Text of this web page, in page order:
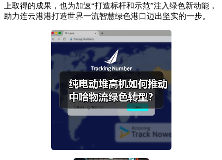
上取得的成果，也为加速“打造标杆和示范”注入绿色新动能，
助力连云港港打造世界一流智慧绿色港口迈出坚实的一步。